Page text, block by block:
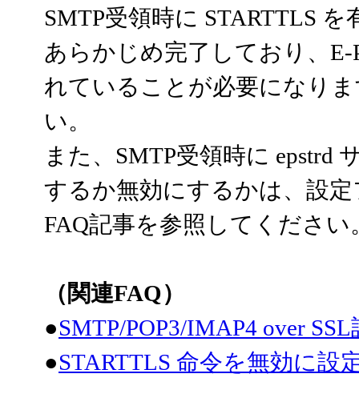
SMTP受領時に STARTTLS
あらかじめ完了しており、E-
れていることが必要になり
い。
また、SMTP受領時に epstrd
するか無効にするかは、設
FAQ記事を参照してください
（関連FAQ）
●SMTP/POP3/IMAP4 over
●STARTTLS 命令を無効に設